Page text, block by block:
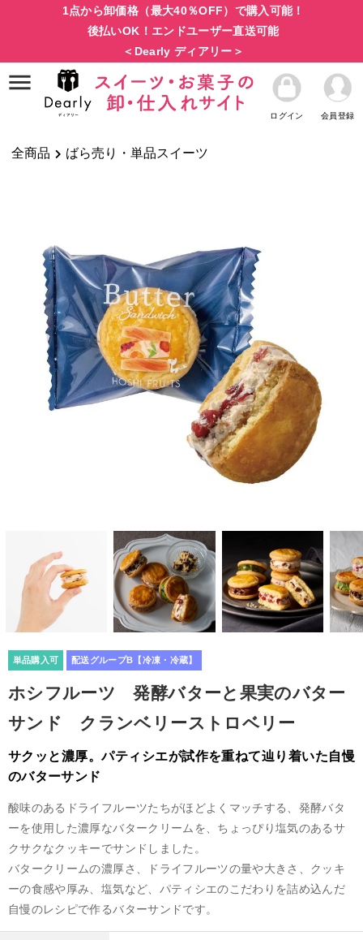
1点から卸価格（最大40％OFF）で購入可能！
後払いOK！エンドユーザー直送可能
＜Dearly ディアリー＞
ログイン 会員登録
全商品 ばら売り・単品スイーツ
単品購入可 配送グループB【冷凍・冷蔵】
ホシフルーツ 発酵バターと果実のバター
サンド クランベリーストロベリー
サクッと濃厚。パティシエが試作を重ねて辿り着いた自慢
のバターサンド
酸味のあるドライフルーツたちがほどよくマッチする、発酵バタ
ーを使用した濃厚なバタークリームを、ちょっぴり塩気のあるサ
クサクなクッキーでサンドしました。
バタークリームの濃厚さ、ドライフルーツの量や大きさ、クッキ
ーの食感や厚み、塩気など、パティシエのこだわりを詰め込んだ
自慢のレシピで作るバターサンドです。